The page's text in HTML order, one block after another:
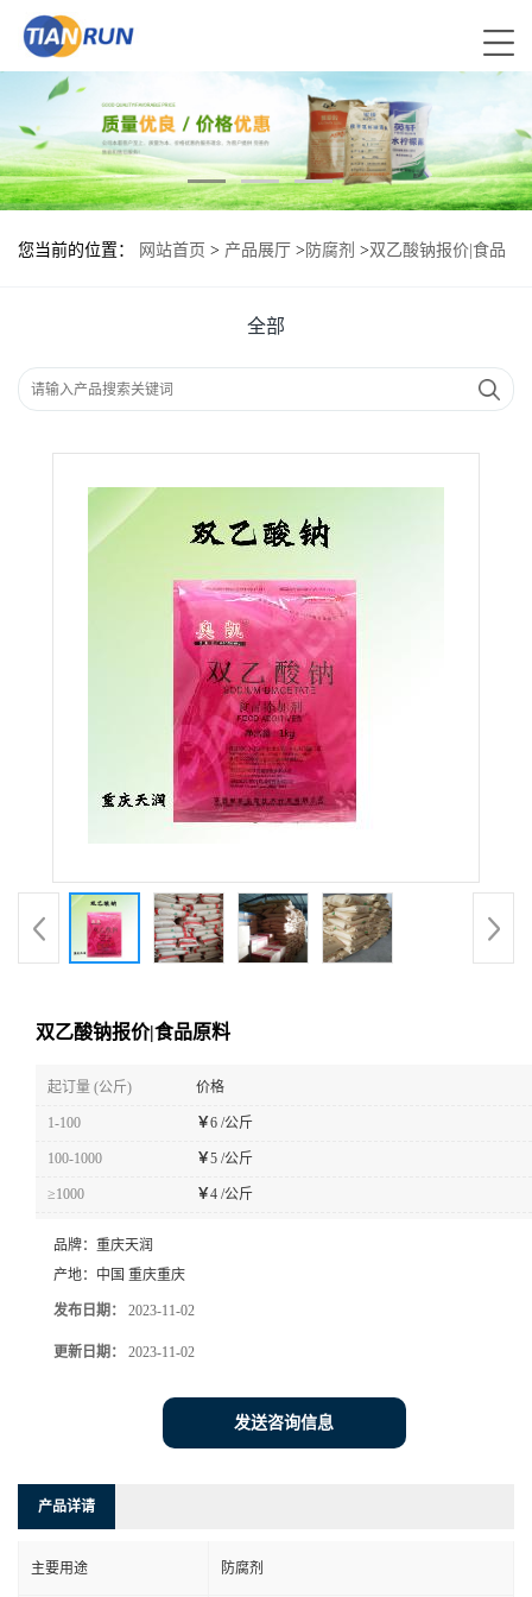
您当前的位置： 网站首页 > 产品展厅 >防腐剂 >双乙酸钠报价|食品
全部
双乙酸钠报价|食品原料
起订量 (公斤) 价格
1-100 ￥6 /公斤
100-1000 ￥5 /公斤
≥1000 ￥4 /公斤
品牌： 重庆天润
产地： 中国 重庆重庆
发布日期： 2023-11-02
更新日期： 2023-11-02
发送咨询信息
产品详请
主要用途 防腐剂